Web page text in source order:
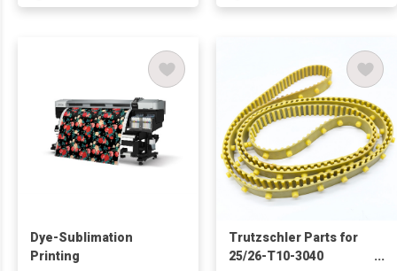
Dye-Sublimation
Printing
Trutzschler Parts for
25/26-T10-3040